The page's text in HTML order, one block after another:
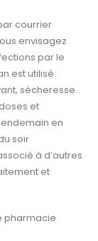
courrier
envisagez
par le
est utilisé
sécheresse
et
en
soir
à d’autres
et
pharmacie